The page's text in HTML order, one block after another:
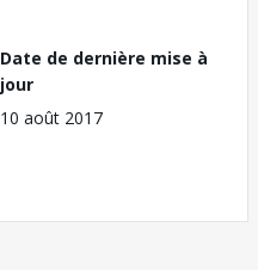
Date de dernière mise à
jour
10 août 2017